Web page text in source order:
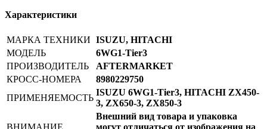
Характеристики
МАРКА ТЕХНИКИ ISUZU, HITACHI
МОДЕЛЬ
6WG1-Tier3
ПРОИЗВОДИТЕЛЬ
AFTERMARKET
КРОСС-НОМЕРА
8980229750
ПРИМЕНЯЕМОСТЬ
ISUZU 6WG1-Tier3, HITACHI ZX450-
3, ZX650-3, ZX850-3
Внешний вид товара и упаковка